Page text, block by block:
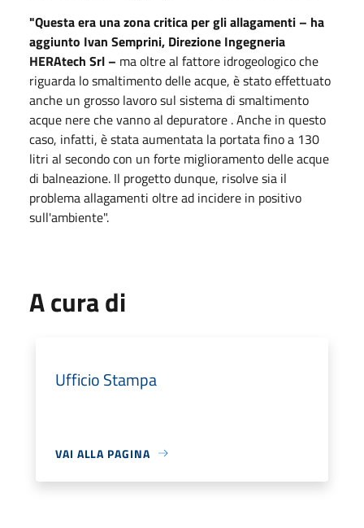
"Questa era una zona critica per gli allagamenti – ha
aggiunto Ivan Semprini, Direzione Ingegneria
HERAtech Srl – ma oltre al fattore idrogeologico che
riguarda lo smaltimento delle acque, è stato effettuato
anche un grosso lavoro sul sistema di smaltimento
acque nere che vanno al depuratore . Anche in questo
caso, infatti, è stata aumentata la portata fino a 130
litri al secondo con un forte miglioramento delle acque
di balneazione. Il progetto dunque, risolve sia il
problema allagamenti oltre ad incidere in positivo
sull'ambiente".
A cura di
Ufficio Stampa
VAI ALLA PAGINA